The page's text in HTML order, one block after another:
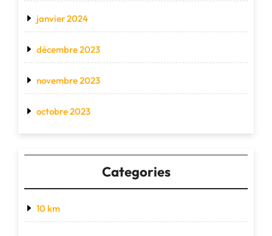
janvier 2024
décembre 2023
novembre 2023
octobre 2023
Categories
10 km